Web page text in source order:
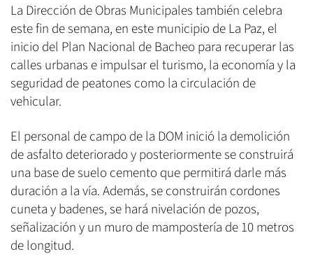
La Dirección de Obras Municipales también celebra
este fin de semana, en este municipio de La Paz, el
inicio del Plan Nacional de Bacheo para recuperar las
calles urbanas e impulsar el turismo, la economía y la
seguridad de peatones como la circulación de
vehicular.
El personal de campo de la DOM inició la demolición
de asfalto deteriorado y posteriormente se construirá
una base de suelo cemento que permitirá darle más
duración a la vía. Además, se construirán cordones
cuneta y badenes, se hará nivelación de pozos,
señalización y un muro de mampostería de 10 metros
de longitud.